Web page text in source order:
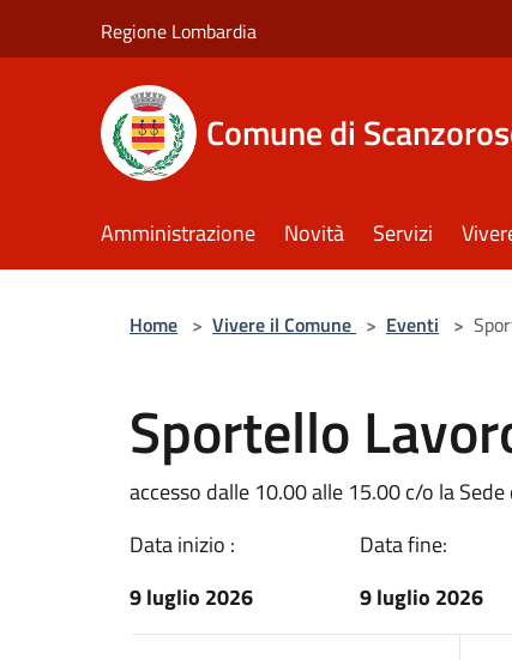
Regione Lombardia
Comune di
Amministrazione Novità Servizi
Home > Vivere il Comune > Eventi >
Sportello
accesso dalle 10.00 alle 15.00 c/o la
Data inizio :
9 luglio 2026
Data fine:
9 luglio 2026